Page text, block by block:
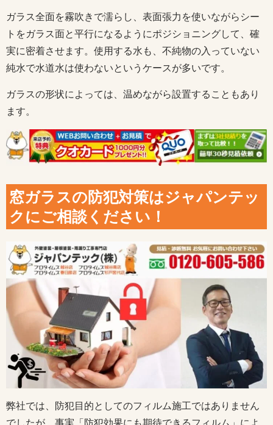
ガラス全面を霧吹きで濡らし、表面張力を使いながらシー
トをガラス面と平行になるようにポジショニングして、確
実に密着させます。使用する水も、不純物の入っていない
純水で水道水は使わないというケースが多いです。
ガラスの形状によっては、温めながら設置することもあり
ます。
窓ガラスの防犯対策はジャパンテッ
クにご相談ください！
弊社では、防犯目的としてのフィルム施工ではありません
でしたが、事実「防犯効果にも期待できるフィルム」によ